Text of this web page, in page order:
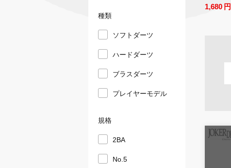
1,680 円
種類
ソフトダーツ
ハードダーツ
ブラスダーツ
プレイヤーモデル
規格
2BA
No.5